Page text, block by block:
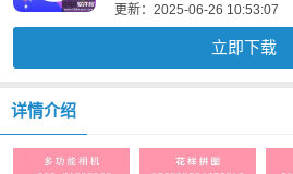
更新：2025-06-26 10:53:07
立即下载
详情介绍